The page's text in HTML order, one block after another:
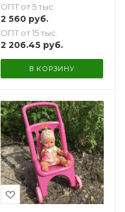
ОПТ от 5 тыс.
2 560руб.
ОПТ от 15 тыс.
2 206.45руб.
В КОРЗИНУ